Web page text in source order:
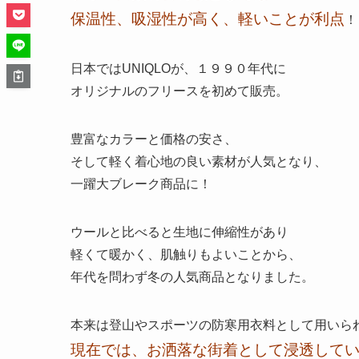
保温性、吸湿性が高く、軽いことが利点 ！
日本ではUNIQLOが、１９９０年代に
オリジナルのフリースを初めて販売。
豊富なカラーと価格の安さ、
そして軽く着心地の良い素材が人気となり、
一躍大ブレーク商品に！
ウールと比べると生地に伸縮性があり
軽くて暖かく、肌触りもよいことから、
年代を問わず冬の人気商品となりました。
本来は登山やスポーツの防寒用衣料として用いら
現在では、お洒落な街着として浸透してい